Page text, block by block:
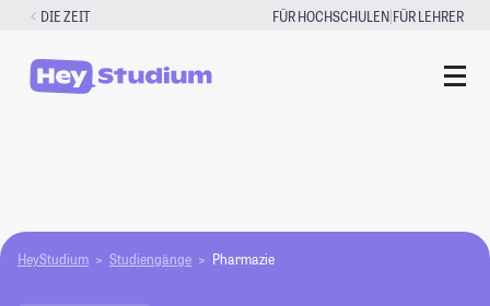
Zum
springen
DIE ZEIT FÜR HOCHSCHULEN|FÜR LEHRER
HeyStudium Studiengänge Pharmazie